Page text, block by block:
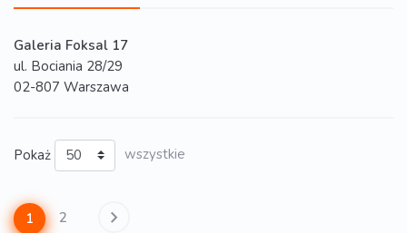
Galeria Foksal 17
ul. Bociania 28/29
02-807 Warszawa
Pokaż wszystkie
1 2